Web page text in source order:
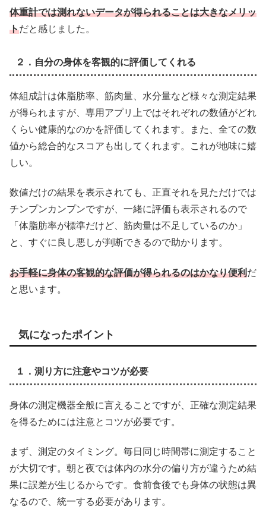
体重計では測れないデータが得られることは大きなメリッ
トだと感じました。
２．自分の身体を客観的に評価してくれる
体組成計は体脂肪率、筋肉量、水分量など様々な測定結果
が得られますが、専用アプリ上ではそれぞれの数値がどれ
くらい健康的なのかを評価してくれます。また、全ての数
値から総合的なスコアも出してくれます。これが地味に嬉
しい。
数値だけの結果を表示されても、正直それを見ただけでは
チンプンカンプンですが、一緒に評価も表示されるので
「体脂肪率が標準だけど、筋肉量は不足しているのか」
と、すぐに良し悪しが判断できるので助かります。
お手軽に身体の客観的な評価が得られるのはかなり便利だ
と思います。
気になったポイント
１．測り方に注意やコツが必要
身体の測定機器全般に言えることですが、正確な測定結果
を得るためには注意とコツが必要です。
まず、測定のタイミング。毎日同じ時間帯に測定すること
が大切です。朝と夜では体内の水分の偏り方が違うため結
果に誤差が生じるからです。食前食後でも身体の状態は異
なるので、統一する必要があります。